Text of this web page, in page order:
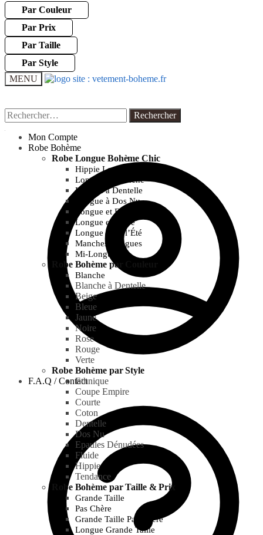
Par Couleur
Par Prix
Par Taille
Par Style
MENU
Rechercher :
Mon Compte
F.A.Q / Contact
Rechercher :
Robe Bohème
Robe Longue Bohème Chic
Hippie Longue
Longue et Blanche
Longue à Dentelle
Longue à Dos Nu
Longue et Fleurie
Longue et Noire
Longue pour l’Été
Manches Longues
Mi-Longue
Robe Bohème par Couleur
Blanche
Blanche à Dentelle
Beige
Bleue
Jaune
Noire
Rose
Rouge
Verte
Robe Bohème par Style
Ethnique
Coupe Empire
Courte
Coton
Dentelle
Dos Nu
Epaules Dénudées
Fluide
Hippie
Tendance
Robe Bohème par Taille & Prix
Grande Taille
Pas Chère
Grande Taille Pas Chère
Longue Grande Taille